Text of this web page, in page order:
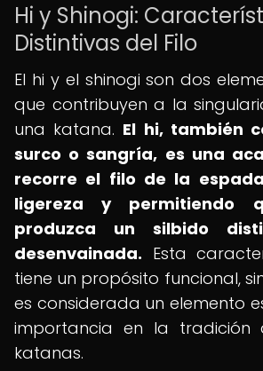
Hi y Shinogi:
Distintivas del Filo
El hi y el shinogi son dos
que contribuyen a la
una katana. El hi, también
surco o sangría, es una
recorre el filo de la
ligereza y permitiendo
produzca un silbido
desenvainada. Esta
tiene un propósito funcional,
es considerada un elemento
importancia en la tradición
katanas.